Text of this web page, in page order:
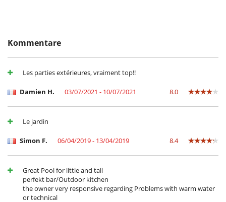
Backofen
Cerankochfeld
Dunstabzugshaube
Eismaschine
Gefrierschrank
Grill
Heizung und Warmwasser (elektronisch)
Kaffeemaschine
Kühlschrank
Mikrowelle
Mikrowelle mit Grillfunktion
Mixer
Nespresso Kaffeemaschine
Kommentare
Les parties extérieures, vraiment top!!
Damien H. 03/07/2021 - 10/07/2021 8.0
Le jardin
Simon F. 06/04/2019 - 13/04/2019 8.4
Great Pool for little and tall
perfekt bar/Outdoor kitchen
the owner very responsive regarding Problems with warm water
or technical